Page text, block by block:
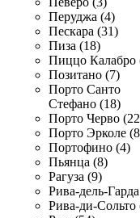
Перуджа (4)
Пескара (31)
Пиза (18)
Пиццо Калабро
Позитано (7)
Порто Санто
Стефано (18)
Порто Черво
Порто Эрколе
Портофино (4)
Пьянца (8)
Рагуза (9)
Рива-дель-
Рива-ди-Сольто